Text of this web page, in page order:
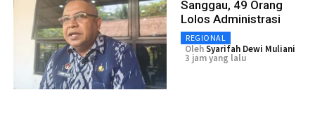
Sanggau, 49 Orang
Lolos Administrasi
REGIONAL
OlehSyarifah Dewi Muliani
3 jam yang lalu